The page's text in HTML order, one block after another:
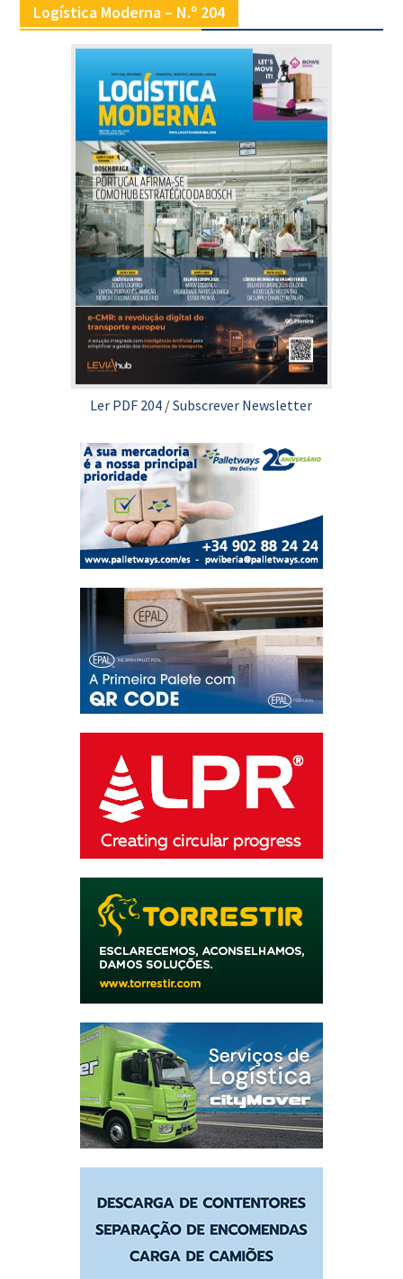
Logística Moderna – N.º 204
Ler PDF 204 /Subscrever Newsletter